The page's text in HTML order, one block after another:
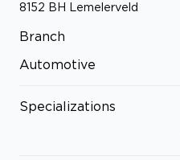
8152 BH Lemelerveld
Branch
Automotive
Specializations